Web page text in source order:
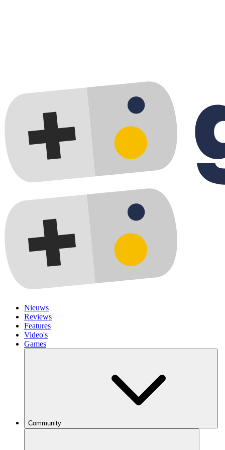
Nieuws
Reviews
Features
Video's
Games
Community